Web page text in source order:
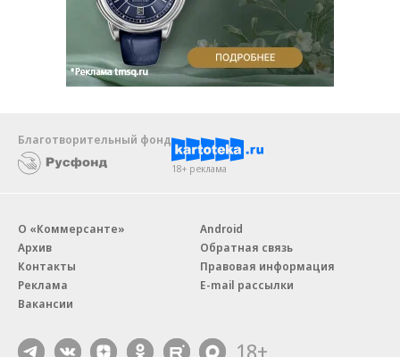
Благотворительный фонд
18+ реклама
О «Коммерсанте»
Архив
Контакты
Реклама
Вакансии
Android
Обратная связь
Правовая информация
E-mail рассылки